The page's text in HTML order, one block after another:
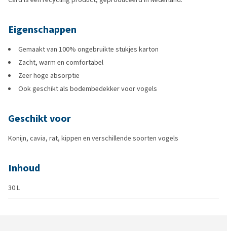
Eigenschappen
Gemaakt van 100% ongebruikte stukjes karton
Zacht, warm en comfortabel
Zeer hoge absorptie
Ook geschikt als bodembedekker voor vogels
Geschikt voor
Konijn, cavia, rat, kippen en verschillende soorten vogels
Inhoud
30 L